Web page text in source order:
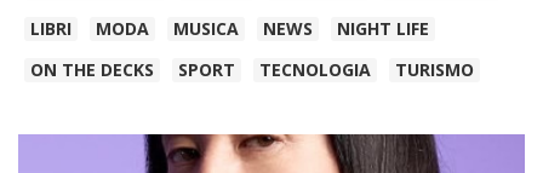
LIBRI
MODA MUSICA NEWS
NIGHT LIFE
ON THE DECKS
SPORT TECNOLOGIA TURISMO